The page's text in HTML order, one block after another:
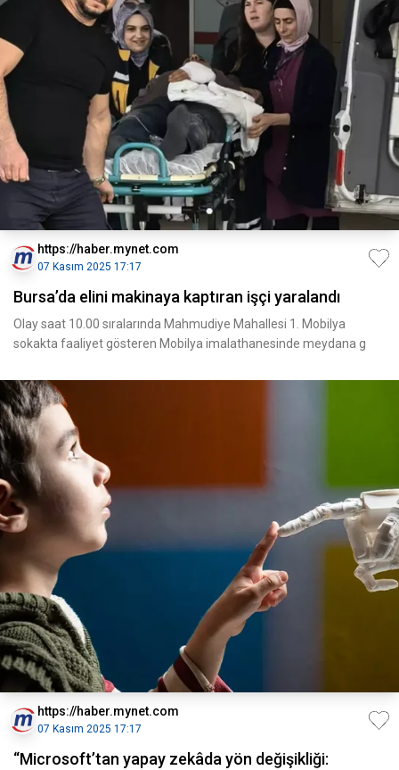
https://haber.mynet.com
07 Kasım 2025 17:17
Bursa’da elini makinaya kaptıran işçi yaralandı
Olay saat 10.00 sıralarında Mahmudiye Mahallesi 1. Mobilya
sokakta faaliyet gösteren Mobilya imalathanesinde meydana g
https://haber.mynet.com
07 Kasım 2025 17:17
“Microsoft’tan yapay zekâda yön değişikliği: